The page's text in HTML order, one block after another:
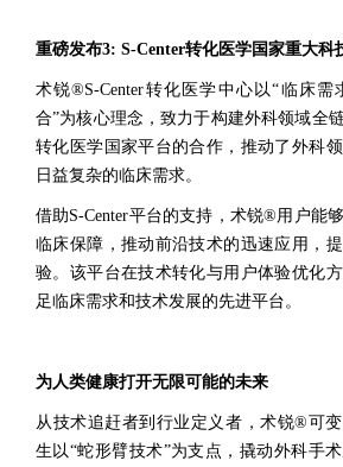
重磅发布3: S-Center转化医学国家重大科
术锐®S-Center转化医学中心以“临床需
合”为核心理念，致力于构建外科领域全
转化医学国家平台的合作，推动了外科
日益复杂的临床需求。
借助S-Center平台的支持，术锐®用户能
临床保障，推动前沿技术的迅速应用，
验。该平台在技术转化与用户体验优化
足临床需求和技术发展的先进平台。
为人类健康打开无限可能的未来
从技术追赶者到行业定义者，术锐®可
生以“蛇形臂技术”为支点，撬动外科手